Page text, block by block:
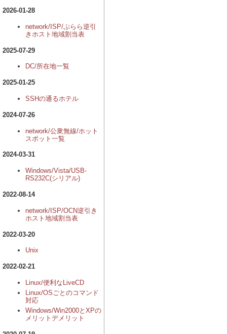
2026-01-28
network/ISP/ぷらら逆引
きホスト地域割当表
2025-07-29
DC/所在地一覧
2025-01-25
SSHの通るホテル
2024-07-26
network/公衆無線/ホット
スポット一覧
2024-03-31
Windows/Vista/USB-
RS232C(シリアル)
2022-08-14
network/ISP/OCN逆引き
ホスト地域割当表
2022-03-20
Unix
2022-02-21
Linux/便利なLiveCD
Linux/OSごとのコマンド
対応
Windows/Win2000とXPの
メリットデメリット